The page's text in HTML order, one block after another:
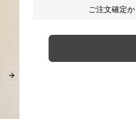
Next slide
ご注文確定